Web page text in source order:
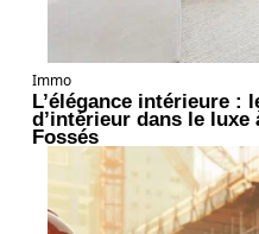
Immo
L’élégance intérieure :
d’intérieur dans le luxe
Fossés